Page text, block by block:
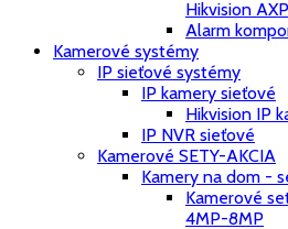
Hikvision
Alarm
Kamerové systémy
IP sieťové systémy
IP kamery sieťové
Hikvision IP
IP NVR sieťové
Kamerové SETY-AKCIA
Kamery na dom -
Kamerové
4MP-8MP